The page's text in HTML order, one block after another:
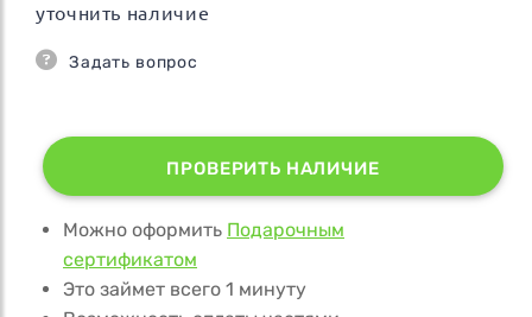
уточнить наличие
Задать вопрос
ПРОВЕРИТЬ НАЛИЧИЕ
Можно оформить Подарочным
сертификатом
Это займет всего 1 минуту